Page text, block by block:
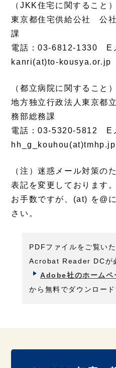
（JKK住宅に関すること）
東京都住宅供給公社 公
課
電話：03-6812-1330 E
kanri(at)to-kousya.or.jp
（都立病院に関すること）
地方独立行政法人東京都
務部総務課
電話：03-5320-5812 E
hh_g_kouhou(at)tmhp.jp
（注）迷惑メール対策の
表記を変更しております。
お手数ですが、(at) を@
さい。
PDFファイルをご覧い
Acrobat Reader DCが
Adobe社のホームペ
から無料でダウンロー